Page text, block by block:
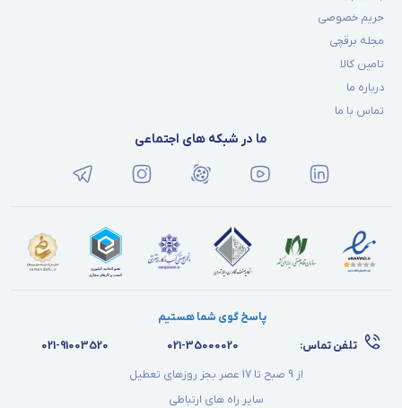
حریم خصوصی
مجله برقچی
تامین کالا
درباره ما
تماس با ما
ما در شبکه های اجتماعی
پاسخ گوی شما هستیم
تلفن تماس:
021-35000020
021-91003520
از 9 صبح تا 17 عصر بجز روزهای تعطیل
سایر راه های ارتباطی